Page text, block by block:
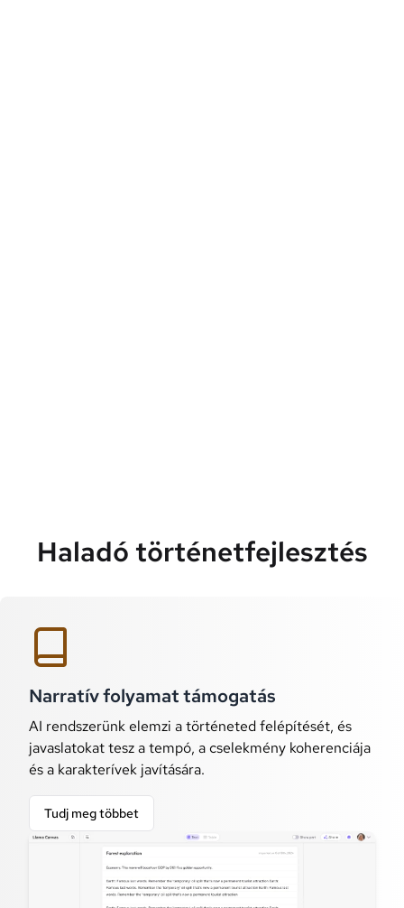
Haladó történetfejlesztés
Narratív folyamat támogatás
AI rendszerünk elemzi a történeted felépítését, és
javaslatokat tesz a tempó, a cselekmény koherenciája
és a karakterívek javítására.
Tudj meg többet